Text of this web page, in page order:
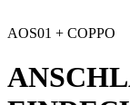
AOS01 + COPPO